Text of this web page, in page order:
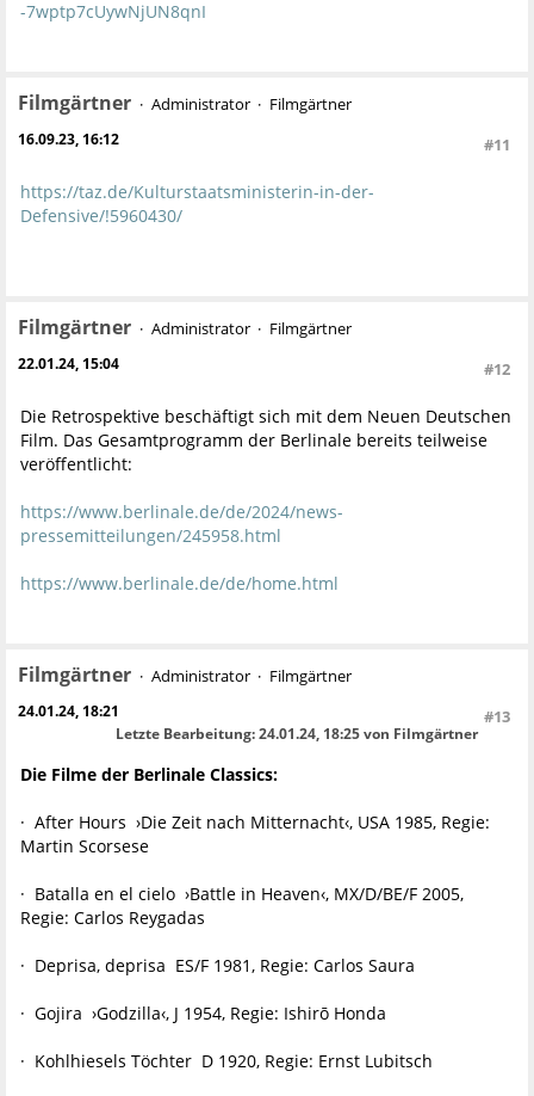
-7wptp7cUywNjUN8qnI
Filmgärtner Administrator Filmgärtner
16.09.23, 16:12 #11
https://taz.de/Kulturstaatsministerin-in-der-
Defensive/!5960430/
Filmgärtner Administrator Filmgärtner
22.01.24, 15:04 #12
Die Retrospektive beschäftigt sich mit dem Neuen Deutschen
Film. Das Gesamtprogramm der Berlinale bereits teilweise
veröffentlicht:
https://www.berlinale.de/de/2024/news-
pressemitteilungen/245958.html
https://www.berlinale.de/de/home.html
Filmgärtner Administrator Filmgärtner
24.01.24, 18:21 #13
Letzte Bearbeitung: 24.01.24, 18:25 von Filmgärtner
Die Filme der Berlinale Classics:
· After Hours ›Die Zeit nach Mitternacht‹, USA 1985, Regie:
Martin Scorsese
· Batalla en el cielo ›Battle in Heaven‹, MX/D/BE/F 2005,
Regie: Carlos Reygadas
· Deprisa, deprisa ES/F 1981, Regie: Carlos Saura
· Gojira ›Godzilla‹, J 1954, Regie: Ishirō Honda
· Kohlhiesels Töchter D 1920, Regie: Ernst Lubitsch